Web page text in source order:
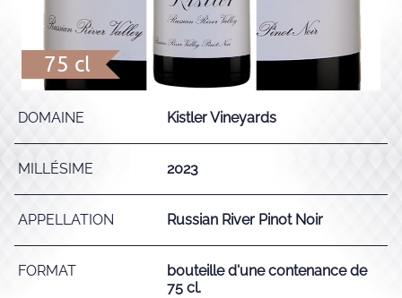
75 cl
DOMAINE Kistler Vineyards
MILLÉSIME 2023
APPELLATION Russian River Pinot Noir
FORMAT
bouteille d'une contenance de
75 cl.